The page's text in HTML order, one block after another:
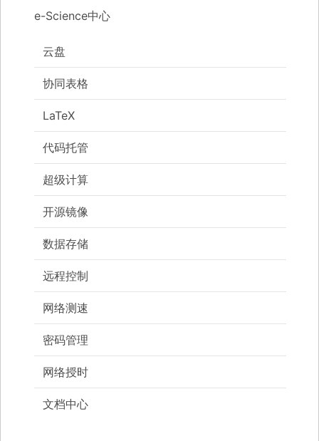
e-Science中心
云盘
协同表格
LaTeX
代码托管
超级计算
开源镜像
数据存储
远程控制
网络测速
密码管理
网络授时
文档中心